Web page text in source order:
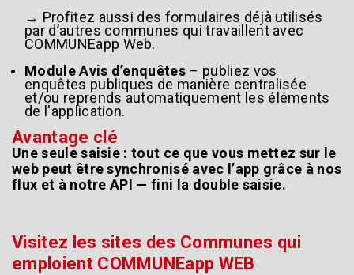
→ Profitez aussi des formulaires déjà utilisés
par d’autres communes qui travaillent avec
COMMUNEapp Web.
Module Avis d’enquêtes – publiez vos
enquêtes publiques de manière centralisée
et/ou reprends automatiquement les éléments
de l'application.
Avantage clé
Une seule saisie : tout ce que vous mettez sur le
web peut être synchronisé avec l’app grâce à nos
flux et à notre API — fini la double saisie.
Visitez les sites des Communes qui
emploient COMMUNEapp WEB